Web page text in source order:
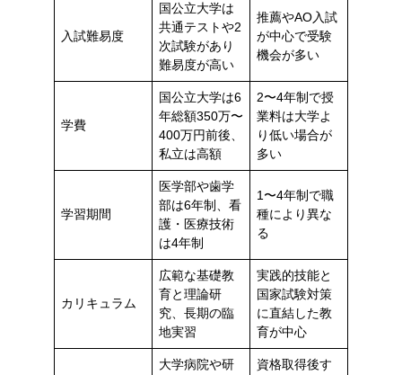
入試難易度
国公立大学は
共通テストや2
次試験があり
難易度が高い
推薦やAO入試
が中心で受験
機会が多い
学費
国公立大学は6
年総額350万〜
400万円前後、
私立は高額
2〜4年制で授
業料は大学よ
り低い場合が
多い
学習期間
医学部や歯学
部は6年制、看
護・医療技術
は4年制
1〜4年制で職
種により異な
る
カリキュラム
広範な基礎教
育と理論研
究、長期の臨
地実習
実践的技能と
国家試験対策
に直結した教
育が中心
大学病院や研
資格取得後す